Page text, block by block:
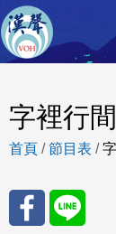
字裡行間
首頁 /節目表 /